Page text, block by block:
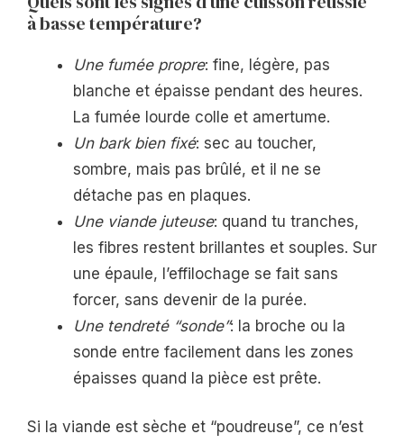
à basse température?
Une fumée propre: fine, légère, pas
blanche et épaisse pendant des heures.
La fumée lourde colle et amertume.
Un bark bien fixé: sec au toucher,
sombre, mais pas brûlé, et il ne se
détache pas en plaques.
Une viande juteuse: quand tu tranches,
les fibres restent brillantes et souples. Sur
une épaule, l’effilochage se fait sans
forcer, sans devenir de la purée.
Une tendreté “sonde”: la broche ou la
sonde entre facilement dans les zones
épaisses quand la pièce est prête.
Si la viande est sèche et “poudreuse”, ce n’est